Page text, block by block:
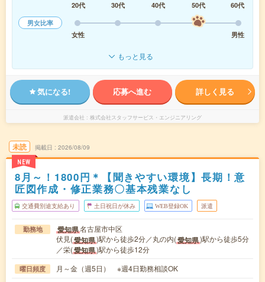
20代 30代 40代 50代
60代
男女比率
女性
男性
もっと見る
気になる! 応募へ進む 詳しく見る
派遣会社 株式会社スタッフサービス・エンジニアリング
未読
NEW
掲載日 2026/08/09
8月～！1800円＊【聞きやすい環境】長期！意
匠図作成・修正業務〇基本残業なし
交通費別途支給あり 土日祝日が休み WEB登録OK 派遣
勤務地 愛知県名古屋市中区
伏見(愛知県)駅から徒歩2分／丸の内(愛知県)駅から徒歩5分
／栄(愛知県)駅から徒歩12分
曜日頻度 月～金（週5日） ※週4日勤務相談OK